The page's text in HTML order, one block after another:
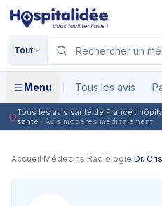
Aller au contenu principal
Tout
Menu Tous les avis
Tous les avis santé de France :
santé · Avis modérés médicalement
Accueil·Médecins·Radiologie·Dr.